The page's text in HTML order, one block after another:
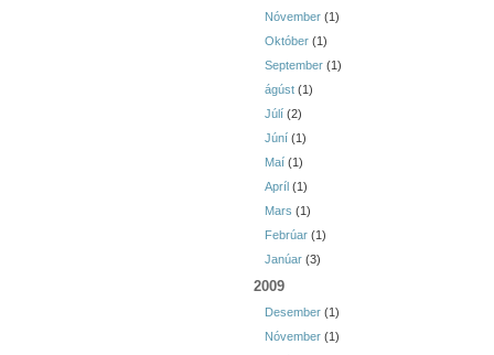
Nóvember (1)
Október (1)
September (1)
ágúst (1)
Júlí (2)
Júní (1)
Maí (1)
Apríl (1)
Mars (1)
Febrúar (1)
Janúar (3)
2009
Desember (1)
Nóvember (1)